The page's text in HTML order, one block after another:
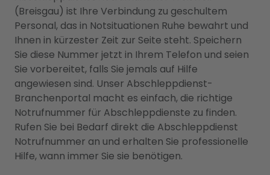
(Breisgau) ist Ihre Verbindung zu geschultem
Personal, das in Notsituationen Ruhe bewahrt und
Ihnen in kürzester Zeit zur Seite steht. Speichern
Sie diese Nummer jetzt in Ihrem Telefon und seien
Sie vorbereitet, falls Sie jemals auf Hilfe
angewiesen sind. Unser Abschleppdienst-
Branchenportal macht es einfach, die richtige
Notrufnummer für Abschleppdienste zu finden.
Rufen Sie bei Bedarf direkt die Abschleppdienst
Notrufnummer an und erhalten Sie professionelle
Hilfe, wann immer Sie sie benötigen.